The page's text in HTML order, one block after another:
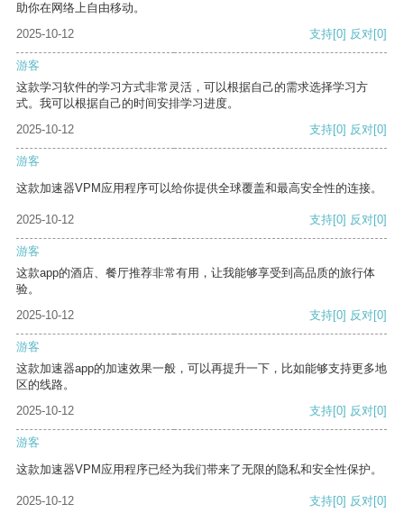
助你在网络上自由移动。
2025-10-12
支持[0] 反对[0]
游客
这款学习软件的学习方式非常灵活，可以根据自己的需求选择学习方
式。我可以根据自己的时间安排学习进度。
2025-10-12
支持[0] 反对[0]
游客
这款加速器VPM应用程序可以给你提供全球覆盖和最高安全性的连接。
2025-10-12 支持[0] 反对[0]
游客
这款app的酒店、餐厅推荐非常有用，让我能够享受到高品质的旅行体
验。
2025-10-12
支持[0] 反对[0]
游客
这款加速器app的加速效果一般，可以再提升一下，比如能够支持更多地
区的线路。
2025-10-12
支持[0] 反对[0]
游客
这款加速器VPM应用程序已经为我们带来了无限的隐私和安全性保护。
2025-10-12 支持[0] 反对[0]